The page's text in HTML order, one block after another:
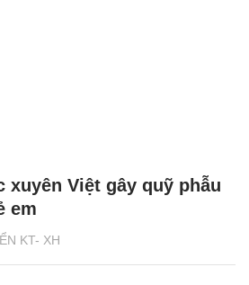
KT- XH
xuyên Việt gây quỹ phẫu
em